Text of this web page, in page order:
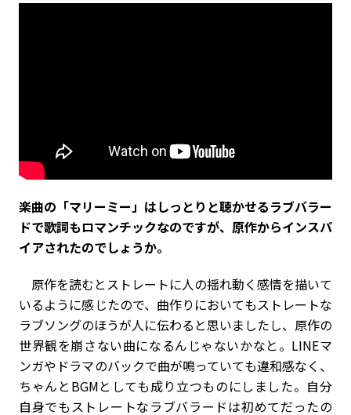
――楽曲の「マリーミー」はしっとりと聴かせるラブバラー
ドで歌詞もロマンチックなのですが、原作からインスパ
イアされたのでしょうか。
原作を読むとストレートに人の揺れ動く感情を描いて
いるように感じたので、曲作りにおいてもストレートな
ラブソングのほうが人に伝わると思いましたし、原作の
世界観を崩さない曲になるんじゃないかなと。LINEマ
ンガやドラマのバックで曲が鳴っていても違和感なく、
ちゃんとBGMとしても成り立つものにしました。自分
自身でもストレートなラブバラードは初めてだったの